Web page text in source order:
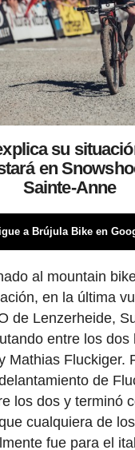
su
en
Sainte-Anne
a Brújula Bike en
al mountain
en la última
de Lenzerheide,
entre los dos
Mathias Fluckiger.
de
los dos y terminó
cualquiera de
fue para el